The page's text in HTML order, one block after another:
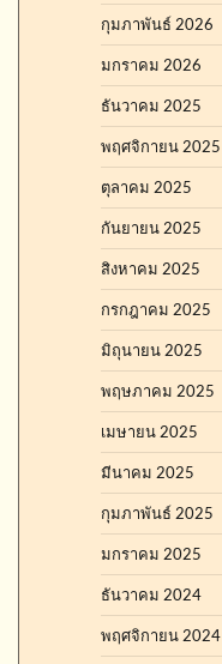
กุมภาพันธ์ 2026
มกราคม 2026
ธันวาคม 2025
พฤศจิกายน 2025
ตุลาคม 2025
กันยายน 2025
สิงหาคม 2025
กรกฎาคม 2025
มิถุนายน 2025
พฤษภาคม 2025
เมษายน 2025
มีนาคม 2025
กุมภาพันธ์ 2025
มกราคม 2025
ธันวาคม 2024
พฤศจิกายน 2024